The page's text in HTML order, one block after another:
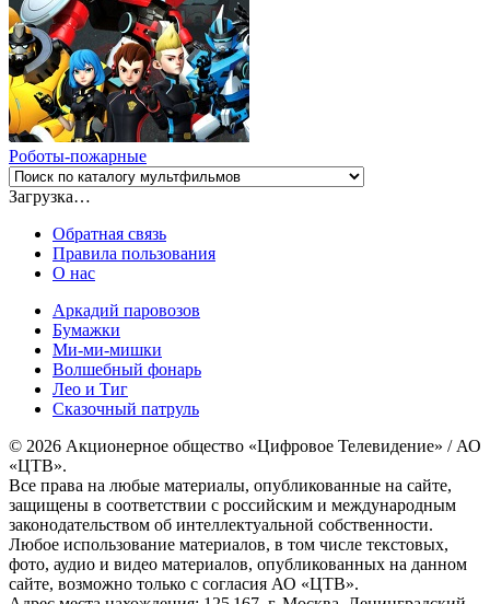
Роботы-пожарные
Загрузка…
Обратная связь
Правила пользования
О нас
Аркадий паровозов
Бумажки
Ми-ми-мишки
Волшебный фонарь
Лео и Тиг
Сказочный патруль
© 2026 Акционерное общество «Цифровое Телевидение» / АО
«ЦТВ».
Все права на любые материалы, опубликованные на сайте,
защищены в соответствии с российским и международным
законодательством об интеллектуальной собственности.
Любое использование материалов, в том числе текстовых,
фото, аудио и видео материалов, опубликованных на данном
сайте, возможно только с согласия АО «ЦТВ».